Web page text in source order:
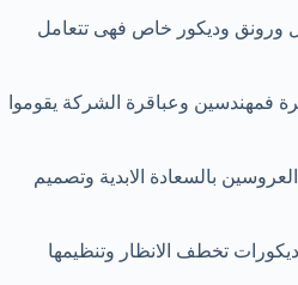
ورونق وديكور خاص فهى تتعامل
فمهندسين وعباقرة الشركة يقوموا
بالسعادة الابدية وتصميم
تخطف الانظار وتنظيمها